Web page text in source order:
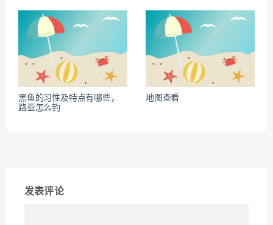
黑鱼的习性及特点有哪些，
路亚怎么钓
地图查看
发表评论